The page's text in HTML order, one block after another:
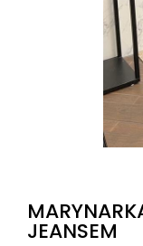
JEANSEM